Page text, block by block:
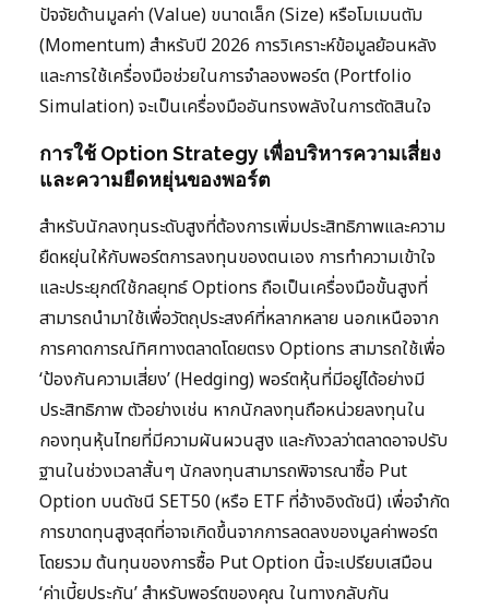
ปัจจัยด้านมูลค่า (Value) ขนาดเล็ก (Size) หรือโมเมนตัม
(Momentum) สำหรับปี 2026 การวิเคราะห์ข้อมูลย้อนหลัง
และการใช้เครื่องมือช่วยในการจำลองพอร์ต (Portfolio
Simulation) จะเป็นเครื่องมืออันทรงพลังในการตัดสินใจ
การใช้ Option Strategy เพื่อบริหารความเสี่ยง
และความยืดหยุ่นของพอร์ต
สำหรับนักลงทุนระดับสูงที่ต้องการเพิ่มประสิทธิภาพและความ
ยืดหยุ่นให้กับพอร์ตการลงทุนของตนเอง การทำความเข้าใจ
และประยุกต์ใช้กลยุทธ์ Options ถือเป็นเครื่องมือขั้นสูงที่
สามารถนำมาใช้เพื่อวัตถุประสงค์ที่หลากหลาย นอกเหนือจาก
การคาดการณ์ทิศทางตลาดโดยตรง Options สามารถใช้เพื่อ
‘ป้องกันความเสี่ยง’ (Hedging) พอร์ตหุ้นที่มีอยู่ได้อย่างมี
ประสิทธิภาพ ตัวอย่างเช่น หากนักลงทุนถือหน่วยลงทุนใน
กองทุนหุ้นไทยที่มีความผันผวนสูง และกังวลว่าตลาดอาจปรับ
ฐานในช่วงเวลาสั้นๆ นักลงทุนสามารถพิจารณาซื้อ Put
Option บนดัชนี SET50 (หรือ ETF ที่อ้างอิงดัชนี) เพื่อจำกัด
การขาดทุนสูงสุดที่อาจเกิดขึ้นจากการลดลงของมูลค่าพอร์ต
โดยรวม ต้นทุนของการซื้อ Put Option นี้จะเปรียบเสมือน
‘ค่าเบี้ยประกัน’ สำหรับพอร์ตของคุณ ในทางกลับกัน